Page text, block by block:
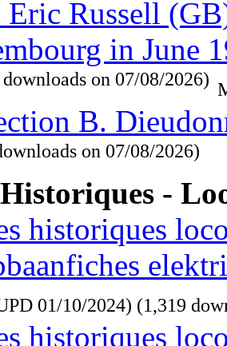
Russell
in June
on 07/08/2026)
B.
on 07/08/2026)
-
historiques
01/10/2024) (1,319
historiques